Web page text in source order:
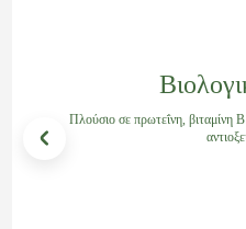
Πλούσιο σε πρωτεΐνη, βιταμίνη